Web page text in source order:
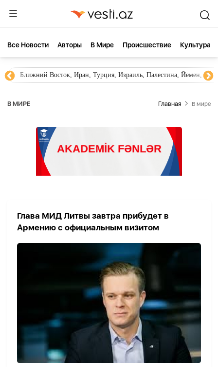
Все Новости Aвторы В Мире Происшествие Культура
Ближний Восток, Иран, Турция, Израиль, Палестина, Йемен,
В МИРЕ Главная В мире
Глава МИД Литвы завтра прибудет в
Армению с официальным визитом